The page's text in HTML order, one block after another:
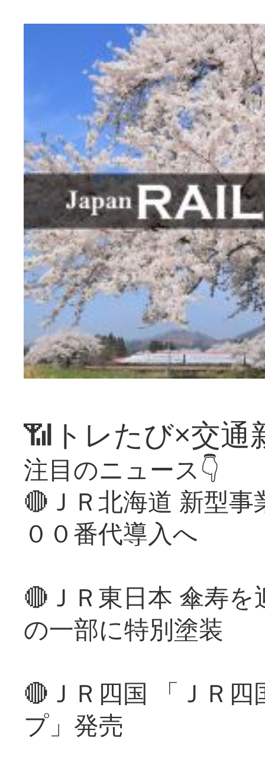
📶トレたび×交通
注目のニュース👇
🔴ＪＲ北海道 新型
００番代導入へ
🔴ＪＲ東日本 傘寿
の一部に特別塗装
🔴ＪＲ四国 「ＪＲ
プ」発売